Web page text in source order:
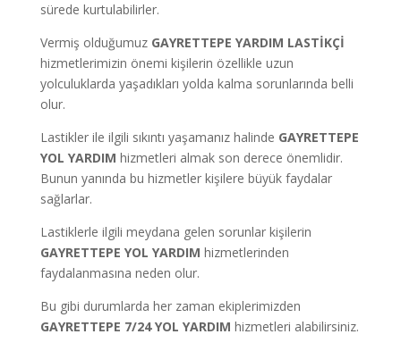
sürede kurtulabilirler.
Vermiş olduğumuz GAYRETTEPE YARDIM LASTİKÇİ
hizmetlerimizin önemi kişilerin özellikle uzun
yolculuklarda yaşadıkları yolda kalma sorunlarında belli
olur.
Lastikler ile ilgili sıkıntı yaşamanız halinde GAYRETTEPE
YOL YARDIM hizmetleri almak son derece önemlidir.
Bunun yanında bu hizmetler kişilere büyük faydalar
sağlarlar.
Lastiklerle ilgili meydana gelen sorunlar kişilerin
GAYRETTEPE YOL YARDIM hizmetlerinden
faydalanmasına neden olur.
Bu gibi durumlarda her zaman ekiplerimizden
GAYRETTEPE 7/24 YOL YARDIM hizmetleri alabilirsiniz.